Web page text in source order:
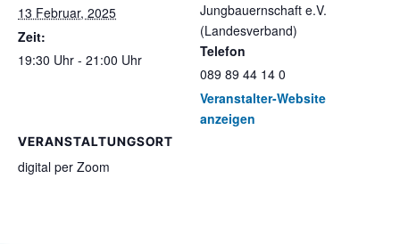
13 Februar, 2025
Zeit:
19:30 Uhr - 21:00 Uhr
VERANSTALTUNGSORT
digital per Zoom
Jungbauernschaft e.V.
(Landesverband)
Telefon
089 89 44 14 0
Veranstalter-Website
anzeigen